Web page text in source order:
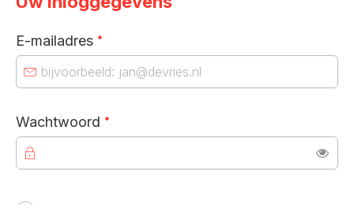
E-mailadres *
Wachtwoord *